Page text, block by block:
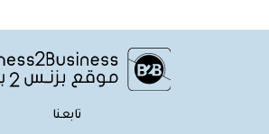
تابعنا